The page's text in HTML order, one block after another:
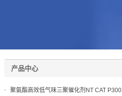
产品中心
聚氨酯高效低气味三聚催化剂NT CAT P300